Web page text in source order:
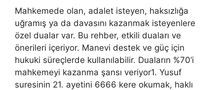
Mahkemede olan, adalet isteyen, haksızlığa
uğramış ya da davasını kazanmak isteyenlere
özel dualar var. Bu rehber, etkili duaları ve
önerileri içeriyor. Manevi destek ve güç için
hukuki süreçlerde kullanılabilir. Duaların %70’i
mahkemeyi kazanma şansı veriyor1. Yusuf
suresinin 21. ayetini 6666 kere okumak, haklı